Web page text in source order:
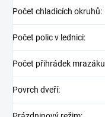
Počet chladicích okruhů:
Počet polic v lednici:
Počet přihrádek mrazáku
Povrch dveří: